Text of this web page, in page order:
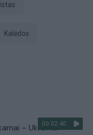
Kalėdos
00:02:40
– Ukrainai